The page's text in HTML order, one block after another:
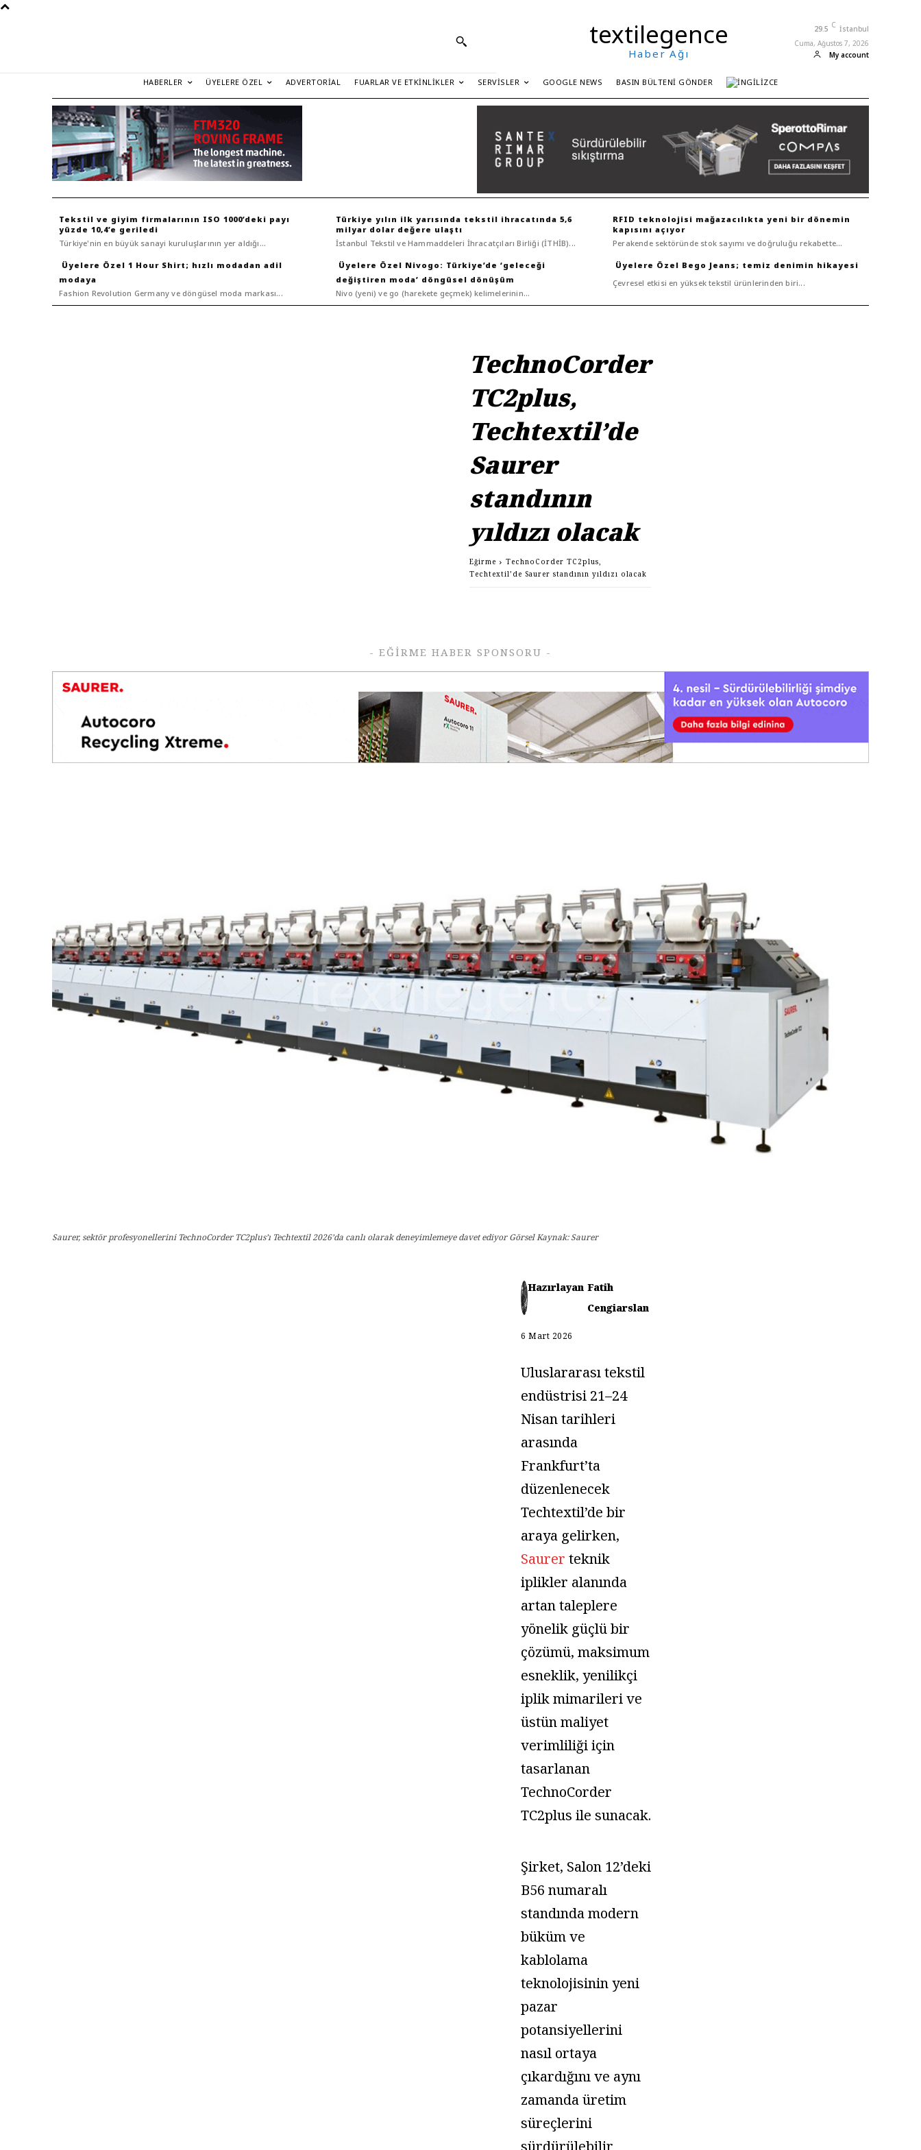
textilegence
Haber Ağı
29.5 C İstanbul
Cuma, Ağustos 7, 2026
My account
HABERLER ÜYELERE ÖZEL ADVERTORIAL FUARLAR VE ETKINLIKLER SERVISLER GOOGLE NEWS BASIN BÜLTENI GÖNDER
Tekstil ve giyim firmalarının ISO 1000’deki payı
yüzde 10,4’e geriledi
Türkiye'nin en büyük sanayi kuruluşlarının yer aldığı...
Türkiye yılın ilk yarısında tekstil ihracatında 5,6
milyar dolar değere ulaştı
İstanbul Tekstil ve Hammaddeleri İhracatçıları Birliği (İTHİB)...
RFID teknolojisi mağazacılıkta yeni bir dönemin
kapısını açıyor
Perakende sektöründe stok sayımı ve doğruluğu rekabette...
1 Hour Shirt; hızlı modadan adil
modaya
Fashion Revolution Germany ve döngüsel moda markası...
Nivogo: Türkiye’de ‘geleceği
değiştiren moda’ döngüsel dönüşüm
Nivo (yeni) ve go (harekete geçmek) kelimelerinin...
Bego Jeans; temiz denimin hikayesi
Çevresel etkisi en yüksek tekstil ürünlerinden biri...
TechnoCorder
TC2plus,
Techtextil’de
Saurer
standının
yıldızı olacak
Eğirme
TechnoCorder TC2plus,
Techtextil’de Saurer standının yıldızı olacak
- EĞIRME HABER SPONSORU -
Saurer, sektör profesyonellerini TechnoCorder TC2plus’ı Techtextil 2026’da canlı olarak deneyimlemeye davet ediyor Görsel Kaynak: Saurer
Hazırlayan Fatih
Cengiarslan
6 Mart 2026
Uluslararası tekstil
endüstrisi 21–24
Nisan tarihleri
arasında
Frankfurt’ta
düzenlenecek
Techtextil’de bir
araya gelirken,
Saurer teknik
iplikler alanında
artan taleplere
yönelik güçlü bir
çözümü, maksimum
esneklik, yenilikçi
iplik mimarileri ve
üstün maliyet
verimliliği için
tasarlanan
TechnoCorder
TC2plus ile sunacak.
Şirket, Salon 12’deki
B56 numaralı
standında modern
büküm ve
kablolama
teknolojisinin yeni
pazar
potansiyellerini
nasıl ortaya
çıkardığını ve aynı
zamanda üretim
süreçlerini
sürdürülebilir